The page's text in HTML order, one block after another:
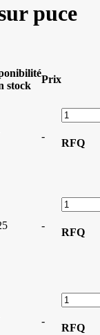
puce
stock
Prix
-
RFQ
-
RFQ
-
RFQ